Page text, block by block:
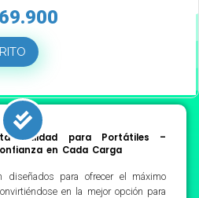
69.900
Calidad para Portátiles –
en Cada Carga
diseñados para ofrecer el máximo
en la mejor opción para